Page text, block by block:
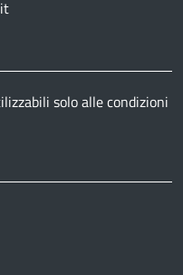
solo alle condizioni